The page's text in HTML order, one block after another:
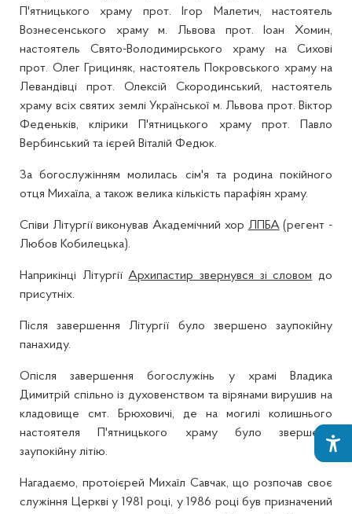
П'ятницького храму прот. Ігор Малетич, настоятель
Вознесенського храму м. Львова прот. Іоан Хомин,
настоятель Свято-Володимирського храму на Сихові
прот. Олег Грициняк, настоятель Покровського храму на
Левандівці прот. Олексій Скородинський, настоятель
храму всіх святих землі Української м. Львова прот. Віктор
Феденьків, клірики П'ятницького храму прот. Павло
Вербинський та ієрей Віталій Федюк.
За богослужінням молилась сім'я та родина покійного
отця Михаїла, а також велика кількість парафіян храму.
Співи Літургії виконував Академічний хор ЛПБА(регент -
Любов Кобилецька).
Наприкінці ЛітургіїАрхипастир звернувся зі словом до
присутніх.
Після завершення Літургії було звершено заупокійну
панахиду.
Опісля завершення богослужінь у храмі Владика
Димитрій спільно із духовенством та вірянами вирушив на
кладовище смт. Брюховичі, де на могилі колишнього
настоятеля П'ятницького храму було звершено
заупокійну літію.
Нагадаємо, протоієрей Михаїл Савчак, що розпочав своє
служіння Церкві у 1981 році, у 1986 році був призначений